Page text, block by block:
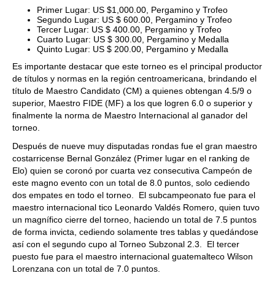
Primer Lugar: US $1,000.00, Pergamino y Trofeo
Segundo Lugar: US $ 600.00, Pergamino y Trofeo
Tercer Lugar: US $ 400.00, Pergamino y Trofeo
Cuarto Lugar: US $ 300.00, Pergamino y Medalla
Quinto Lugar: US $ 200.00, Pergamino y Medalla
Es importante destacar que este torneo es el principal productor
de títulos y normas en la región centroamericana, brindando el
título de Maestro Candidato (CM) a quienes obtengan 4.5/9 o
superior, Maestro FIDE (MF) a los que logren 6.0 o superior y
finalmente la norma de Maestro Internacional al ganador del
torneo.
Después de nueve muy disputadas rondas fue el gran maestro
costarricense Bernal González (Primer lugar en el ranking de
Elo) quien se coronó por cuarta vez consecutiva Campeón de
este magno evento con un total de 8.0 puntos, solo cediendo
dos empates en todo el torneo. El subcampeonato fue para el
maestro internacional tico Leonardo Valdés Romero, quien tuvo
un magnífico cierre del torneo, haciendo un total de 7.5 puntos
de forma invicta, cediendo solamente tres tablas y quedándose
así con el segundo cupo al Torneo Subzonal 2.3. El tercer
puesto fue para el maestro internacional guatemalteco Wilson
Lorenzana con un total de 7.0 puntos.